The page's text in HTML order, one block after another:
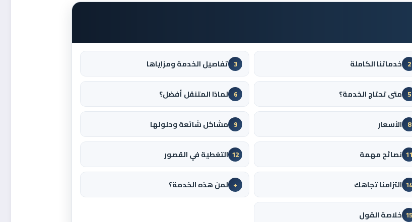
2 خدماتنا الكاملة 3 تفاصيل الخدمة ومزاياها
5 متى تحتاج الخدمة؟ 6 لماذا المتنقل أفضل؟
8 الأسعار 9 مشاكل شائعة وحلولها
11 نصائح مهمة 12 التغطية في القصور
14 التزامنا تجاهك + لمن هذه الخدمة؟
15 خلاصة القول